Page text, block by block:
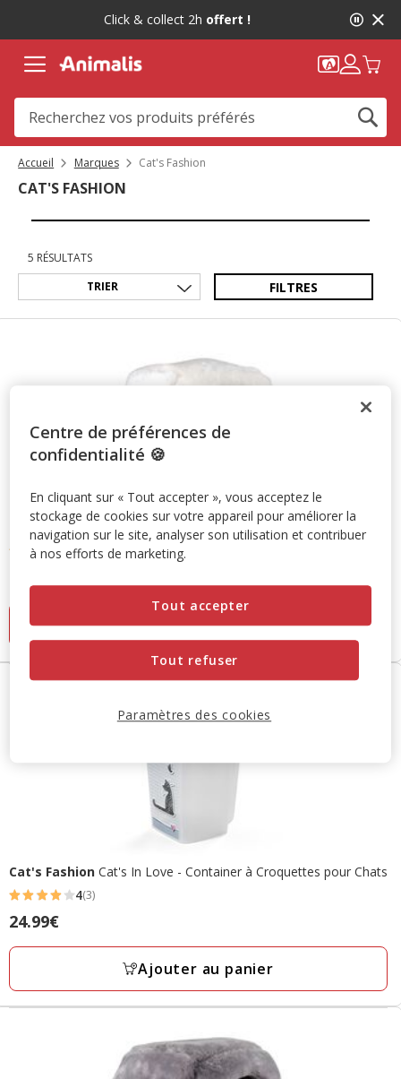
message,
Click & collect 2h offert !
Accueil Marques Cat's Fashion
CAT'S FASHION
5 RÉSULTATS
FILTRES
Cat's Fashion Cats In Love - Igloo Pelty pour Chats - Blanc
étoiles
avec
avis
4.8(30)
Ajouter au panier
Cat's Fashion Cat's In Love - Container à Croquettes pour Chats
4
étoiles
avec
avis
4(3)
Prix
24.99€
24.99€
Ajouter au panier
Centre de préférences de
confidentialité 🍪
En cliquant sur « Tout accepter », vous acceptez le
stockage de cookies sur votre appareil pour améliorer la
navigation sur le site, analyser son utilisation et contribuer
à nos efforts de marketing.
Tout refuser
Tout accepter
Paramètres des cookies